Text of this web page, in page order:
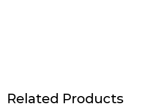
Related Products